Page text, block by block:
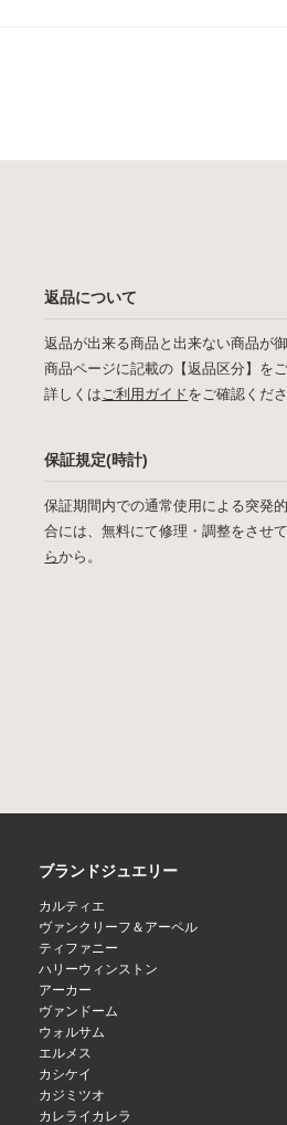
返品について
返品が出来る商品と出来ない商品が御
商品ページに記載の【返品区分】を
詳しくはご利用ガイドをご確認くださ
保証規定(時計)
保証期間内での通常使用による突発
合には、無料にて修理・調整をさせ
らから。
ブランドジュエリー
カルティエ
ヴァンクリーフ＆アーペル
ティファニー
ハリーウィンストン
アーカー
ヴァンドーム
ウォルサム
エルメス
カシケイ
カジミツオ
カレライカレラ